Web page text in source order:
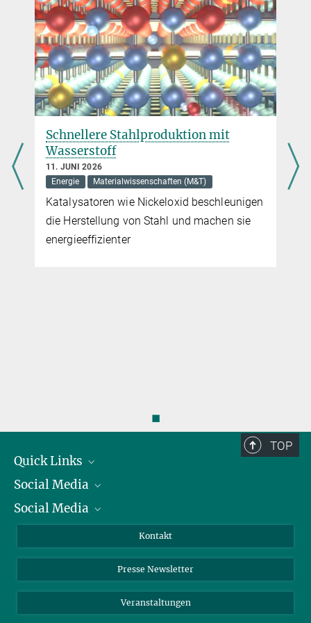
Schnellere Stahlproduktion mit
Wasserstoff
11. JUNI 2026
Energie
Materialwissenschaften (M&T)
Katalysatoren wie Nickeloxid beschleunigen
die Herstellung von Stahl und machen sie
energieeffizienter
◼
TOP
Quick Links
Präsident
Zahlen und Fakten
Social Media
Bluesky
TikTok
Social Media
Instagram
YouTube
Kontakt
Presse Newsletter
Veranstaltungen